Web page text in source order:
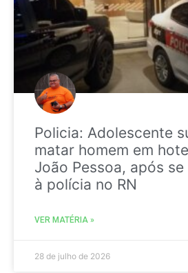
Policia: Adolescente
matar homem em
João Pessoa, após
à polícia no RN
VER MATÉRIA »
28 de julho de 2026